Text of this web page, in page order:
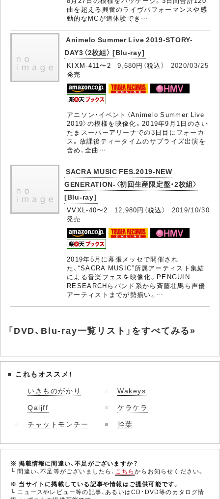
曲を超える興奮のライヴパフォーマンスや感
動的なMCが追体験でき…
Animelo Summer Live 2019-STORY-
DAY3〈2枚組〉 [Blu-ray]
KIXM-411〜2 9,680円（税込） 2020/03/25
発売
アニソン・イベント〈Animelo Summer Live
2019〉の模様を映像化。2019年9月1日のさい
たまスーパーアリーナでの3日目にフォーカ
ス。放課後ティータイムのサプライズ出演を
含め、全曲…
SACRA MUSIC FES.2019-NEW
GENERATION-〈初回生産限定盤・2枚組〉
[Blu-ray]
VVXL-40〜2 12,980円（税込） 2019/10/30
発売
2019年5月に幕張メッセで開催され
た、“SACRA MUSIC”所属アーティスト集結
による音楽フェスを映像化。PENGUIN
RESEARCHらバンド系から斉藤壮馬ら声優
アーティストまでが勢揃い。…
「DVD、Blu-ray一覧リスト」をすべてみる»
これもオススメ！
いきものがかり
Wakeys
Qaijff
ケラケラ
チャットモンチー
幹葉
※ 掲載情報に間違い、不足がございますか？
└ 間違い、不足等がございましたら、 こちらからお知らせください。
※ 当サイトに掲載している記事や情報はご提供可能です。
└ ニュースやレビュー等の記事、あるいはCD・DVD等のカタログ情